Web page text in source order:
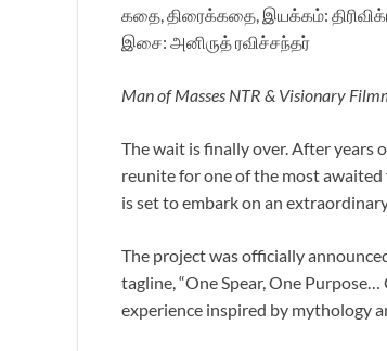
கதை, திரைக்கதை, இயக்கம்:
இசை: அனிருத் ரவிச்சந்தர்
Man of Masses NTR & Visionary
The wait is finally over. After years
reunite for one of the most
is set to embark on an
The project was officially
tagline, “One Spear, One
experience inspired by mythology